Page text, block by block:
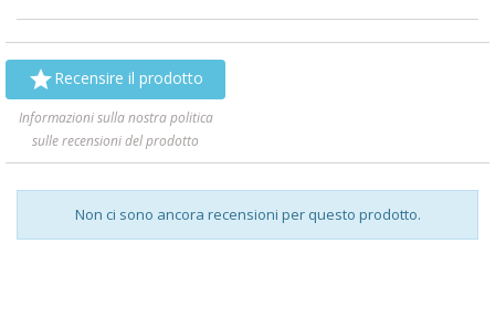
Recensire il prodotto
Informazioni sulla nostra politica
sulle recensioni del prodotto
Non ci sono ancora recensioni per questo prodotto.